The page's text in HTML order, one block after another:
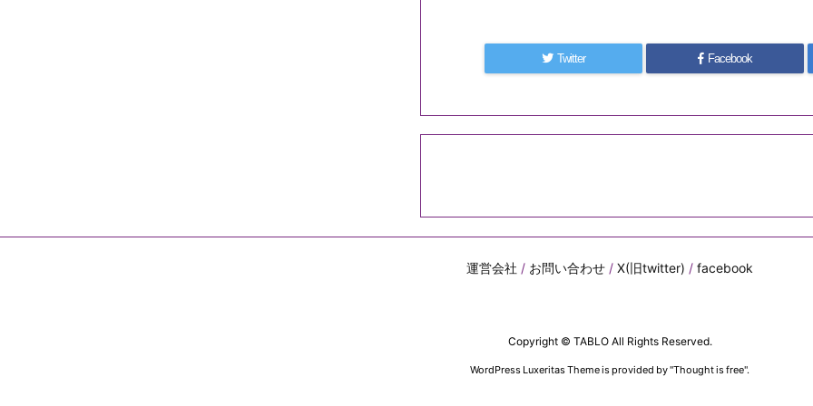
Twitter Facebook
運営会社 / お問い合わせ/ X(旧twitter) / facebook
Copyright © TABLOAll Rights Reserved.
WordPress Luxeritas Theme is provided by "Thought is free".